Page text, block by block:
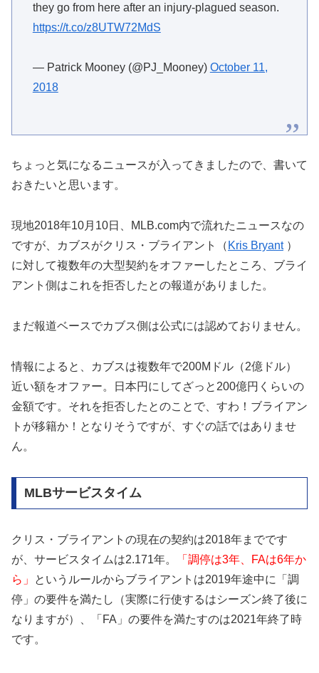
they go from here after an injury-plagued season.
https://t.co/z8UTW72MdS
— Patrick Mooney (@PJ_Mooney) October 11,
2018
ちょっと気になるニュースが入ってきましたので、書いて
おきたいと思います。
現地2018年10月10日、MLB.com内で流れたニュースなの
ですが、カブスがクリス・ブライアント（ Kris Bryant）
に対して複数年の大型契約をオファーしたところ、ブライ
アント側はこれを拒否したとの報道がありました。
まだ報道ベースでカブス側は公式には認めておりません。
情報によると、カブスは複数年で200Mドル（2億ドル）
近い額をオファー。日本円にしてざっと200億円くらいの
金額です。それを拒否したとのことで、すわ！ブライアン
トが移籍か！となりそうですが、すぐの話ではありませ
ん。
MLBサービスタイム
クリス・ブライアントの現在の契約は2018年までです
が、サービスタイムは2.171年。
「調停は3年、FAは6年か
ら」
というルールからブライアントは2019年途中に「調
停」の要件を満たし（実際に行使するはシーズン終了後に
なりますが）、「FA」の要件を満たすのは2021年終了時
です。